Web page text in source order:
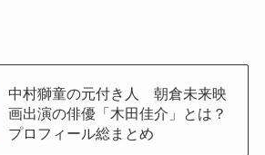
中村獅童の元付き人 朝倉未来映
画出演の俳優「木田佳介」とは？
プロフィール総まとめ